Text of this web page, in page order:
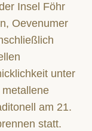
Insel Föhr
Oevenumer
unter
am 21.
statt.